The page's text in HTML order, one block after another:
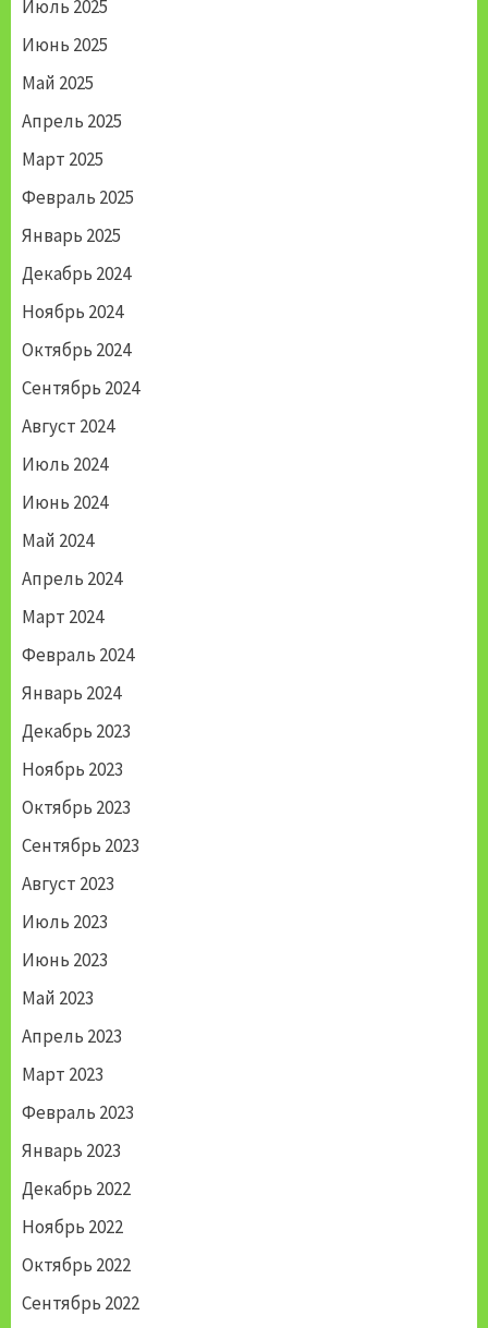
Июль 2025
Июнь 2025
Май 2025
Апрель 2025
Март 2025
Февраль 2025
Январь 2025
Декабрь 2024
Ноябрь 2024
Октябрь 2024
Сентябрь 2024
Август 2024
Июль 2024
Июнь 2024
Май 2024
Апрель 2024
Март 2024
Февраль 2024
Январь 2024
Декабрь 2023
Ноябрь 2023
Октябрь 2023
Сентябрь 2023
Август 2023
Июль 2023
Июнь 2023
Май 2023
Апрель 2023
Март 2023
Февраль 2023
Январь 2023
Декабрь 2022
Ноябрь 2022
Октябрь 2022
Сентябрь 2022